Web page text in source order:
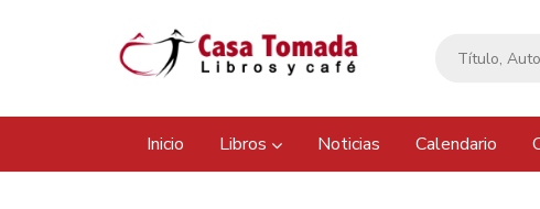
Inicio Libros Noticias Calendario